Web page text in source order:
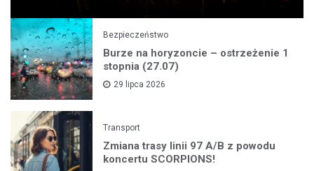
Bezpieczeństwo
Burze na horyzoncie – ostrzeżenie 1
stopnia (27.07)
29 lipca 2026
Transport
Zmiana trasy linii 97 A/B z powodu
koncertu SCORPIONS!